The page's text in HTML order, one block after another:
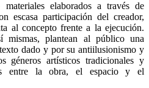
elaborados a través de
escasa participación del creador,
al concepto frente a la ejecución.
mismas, plantean al público una
dado y por su antiilusionismo y
géneros artísticos tradicionales y
entre la obra, el espacio y el